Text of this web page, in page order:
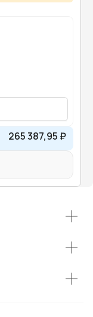
265 387,95 ₽